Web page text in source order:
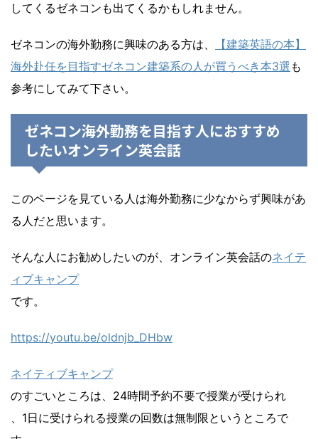
してくるゼネコンも出てくるかもしれません。
ゼネコンの海外勤務に興味のある方は、
【建築英語の本】
海外赴任を目指すゼネコン建築系の人が買うべき本3選 も
参考にしてみて下さい。
ゼネコン海外勤務を目指す人におすすめ
したいオンライン英会話
このページを見ている人は海外勤務に少なからず興味があ
る人だと思います。
そんな人にお勧めしたいのが、オンライン英会話のネイテ
ィブキャンプ
です。
https://youtu.be/oldnjb_DHbw
ネイティブキャンプ
のすごいところは、24時間予約不要で授業が受けられ
、1日に受けられる授業の回数は無制限というところで